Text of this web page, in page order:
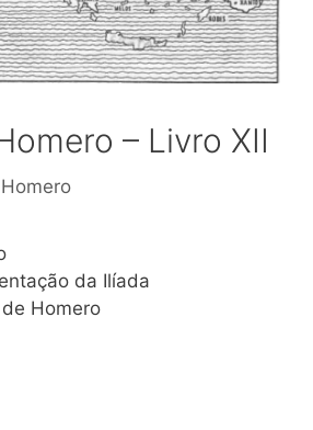
– Livro XII
Homero
da Ilíada
Homero